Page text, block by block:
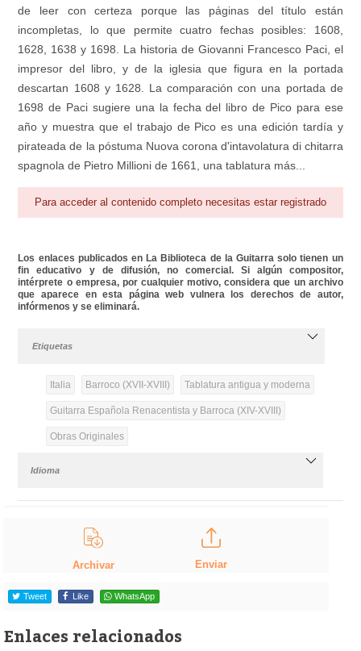
de leer con certeza porque las páginas del título están
incompletas, lo que permite cuatro fechas posibles: 1608,
1628, 1638 y 1698. La historia de Giovanni Francesco Paci, el
impresor del libro, y de la iglesia que figura en la portada
descartan 1608 y 1628. La comparación con una portada de
1698 de Paci sugiere una la fecha del libro de Pico para ese
año y muestra que el trabajo de Pico es una edición tardía y
pirateada de la póstuma Nuova corona d'intavolatura di chitarra
spagnola de Pietro Millioni de 1661, una tablatura más...
Para acceder al contenido completo necesitas estar registrado
Los enlaces publicados en La Biblioteca de la Guitarra solo tienen un
fin educativo y de difusión, no comercial. Si algún compositor,
intérprete o empresa, por cualquier motivo, considera que un archivo
que aparece en esta página web vulnera los derechos de autor,
infórmenos y se eliminará.
Etiquetas
Italia Barroco (XVII-XVIII) Tablatura antigua y moderna
Guitarra Española Renacentista y Barroca (XIV-XVIII)
Obras Originales
Idioma
Archivar Enviar
Tweet Like WhatsApp
Enlaces relacionados